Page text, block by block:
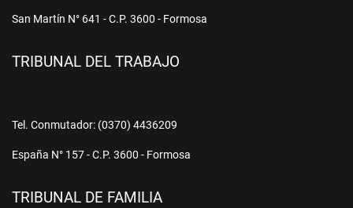
San Martín N° 641 - C.P. 3600 - Formosa
TRIBUNAL DEL TRABAJO
Tel. Conmutador: (0370) 4436209
España N° 157 - C.P. 3600 - Formosa
TRIBUNAL DE FAMILIA